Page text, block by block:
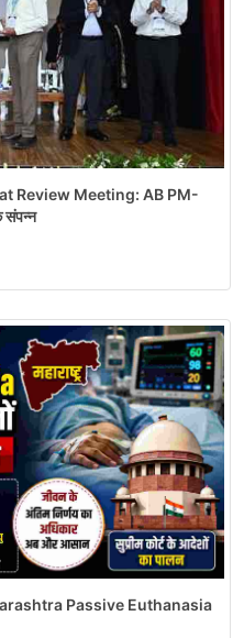
Review Meeting: AB PM-
संपन्न
Passive Euthanasia